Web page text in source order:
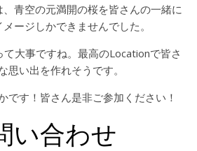
青空の元満開の桜を皆さんの一緒に
ージしかできませんでした。
大事ですね。最高のLocationで皆さ
思い出を作れそうです。
です！皆さん是非ご参加ください！
い合わせ